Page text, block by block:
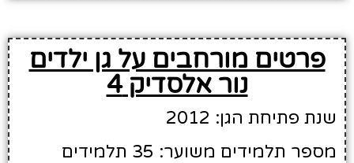
פרטים מורחבים על גן ילדים
נור אלסדיק 4
שנת פתיחת הגן: 2012
מספר תלמידים משוער: 35 תלמידים